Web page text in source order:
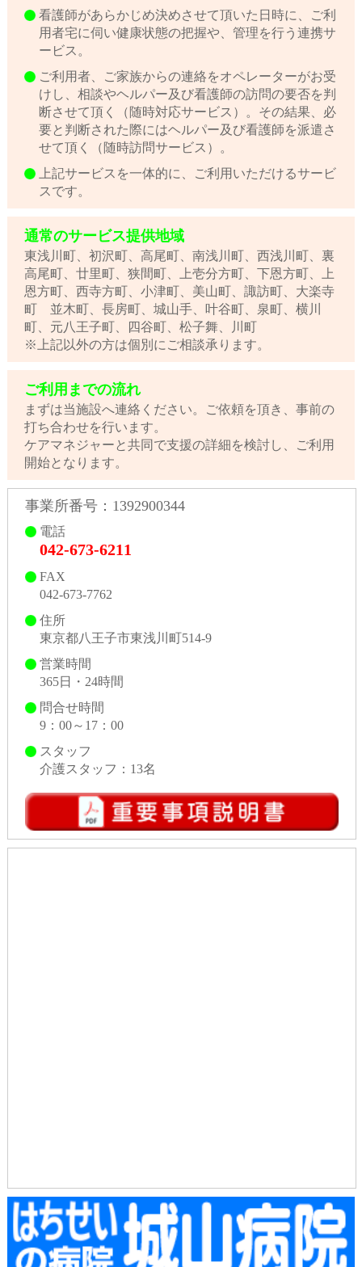
看護師があらかじめ決めさせて頂いた日時に、ご利
用者宅に伺い健康状態の把握や、管理を行う連携サ
ービス。
ご利用者、ご家族からの連絡をオペレーターがお受
けし、相談やヘルパー及び看護師の訪問の要否を判
断させて頂く（随時対応サービス）。その結果、必
要と判断された際にはヘルパー及び看護師を派遣さ
せて頂く（随時訪問サービス）。
上記サービスを一体的に、ご利用いただけるサービ
スです。
通常のサービス提供地域
東浅川町、初沢町、高尾町、南浅川町、西浅川町、裏
高尾町、廿里町、狭間町、上壱分方町、下恩方町、上
恩方町、西寺方町、小津町、美山町、諏訪町、大楽寺
町 並木町、長房町、城山手、叶谷町、泉町、横川
町、元八王子町、四谷町、松子舞、川町
※上記以外の方は個別にご相談承ります。
ご利用までの流れ
まずは当施設へ連絡ください。ご依頼を頂き、事前の
打ち合わせを行います。
ケアマネジャーと共同で支援の詳細を検討し、ご利用
開始となります。
事業所番号：1392900344
電話
042-673-6211
FAX
042-673-7762
住所
東京都八王子市東浅川町514-9
営業時間
365日・24時間
問合せ時間
9：00～17：00
スタッフ
介護スタッフ：13名